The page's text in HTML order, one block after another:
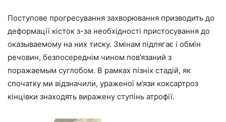
Поступове прогресування захворювання призводить до
деформації кісток з-за необхідності пристосування до
оказываемому на них тиску. Змінам підлягає і обмін
речовин, безпосереднім чином пов’язаний з
поражаемым суглобом. В рамках пізніх стадій, як
спочатку ми відзначили, ураженої м’язи коксартроз
кінцівки знаходять виражену ступінь атрофії.